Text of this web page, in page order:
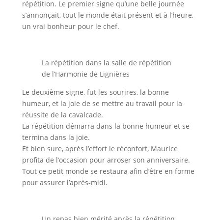
répétition. Le premier signe qu’une belle journée
s’annonçait, tout le monde était présent et à l’heure,
un vrai bonheur pour le chef.
La répétition dans la salle de répétition
de l’Harmonie de Lignières
Le deuxième signe, fut les sourires, la bonne
humeur, et la joie de se mettre au travail pour la
réussite de la cavalcade.
La répétition démarra dans la bonne humeur et se
termina dans la joie.
Et bien sure, après l’effort le réconfort, Maurice
profita de l’occasion pour arroser son anniversaire.
Tout ce petit monde se restaura afin d’être en forme
pour assurer l’après-midi.